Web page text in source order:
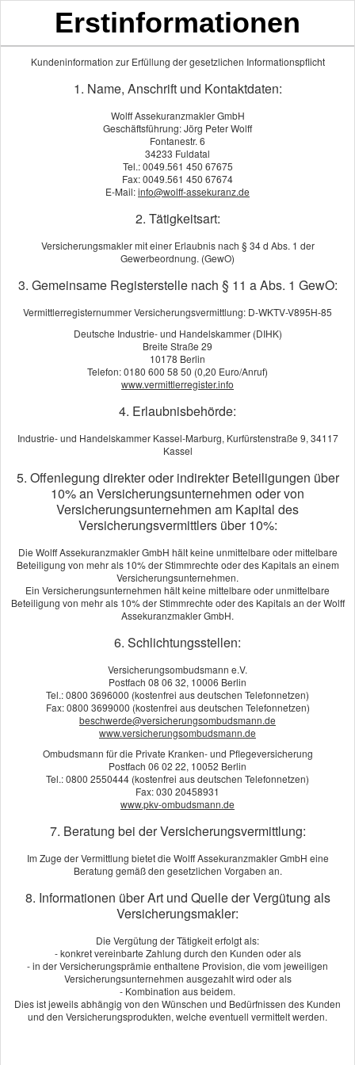
Umweltschaden-Haft­pflicht
Trotz aller Vorsicht: Wenn Ihre Firma unbeabsichtigt die Umwelt
sieht es der Gesetzgeber. Denn das Umwelthaftungsgesetz
sieht eine generelle verschuldensunabhängige Haftung für
Gewerbetreibende vor. Die Schadenbeseitigungskosten können
Haft­pflicht bietet Ihnen umfassenden Schutz vor finanziellen
Risiken.
Sie leistet für Haft­pflichtansprüche aufgrund von Per­sonen-,
Sach- und Vermögensschäden, die durch Umwelteinwirkungen
auf die Umweltmedien Boden, Wasser und Luft entstehen.
Überlassen Sie Ihre betriebliche Existenz nicht glücklichen
Umständen. Lassen Sie sich jetzt unverbindlich beraten.
Angebot und Vergleich zur Umweltschaden-Haft­
pflicht anfordern!
Wir erstellen Ihnen gerne ein Vergleichsangebot.
Bewertungen
5von5Sternen
4Bewertungen seit 2017
Erstinformationen
Kundeninformation zur Erfüllung der gesetzlichen Informationspflicht
1. Name, Anschrift und Kontaktdaten:
Wolff Assekuranzmakler GmbH
Geschäftsführung: Jörg Peter Wolff
Fontanestr. 6
34233 Fuldatal
Tel.: 0049.561 450 67675
Fax: 0049.561 450 67674
E-Mail:info@wolff-assekuranz.de
2. Tätigkeitsart:
Versicherungsmakler mit einer Erlaubnis nach § 34 d Abs. 1 der
Gewerbeordnung. (GewO)
3. Gemeinsame Registerstelle nach § 11 a Abs. 1 GewO:
Vermittlerregisternummer Versicherungsvermittlung: D-WKTV-V895H-85
Deutsche Industrie- und Handelskammer (DIHK)
Breite Straße 29
10178 Berlin
Telefon: 0180 600 58 50 (0,20 Euro/Anruf)
www.vermittlerregister.info
4. Erlaubnisbehörde:
Industrie- und Handelskammer Kassel-Marburg, Kurfürstenstraße 9, 34117
Kassel
5. Offenlegung direkter oder indirekter Beteiligungen über
10% an Versicherungsunternehmen oder von
Versicherungsunternehmen am Kapital des
Versicherungsvermittlers über 10%:
Die Wolff Assekuranzmakler GmbH hält keine unmittelbare oder mittelbare
Beteiligung von mehr als 10% der Stimmrechte oder des Kapitals an einem
Versicherungsunternehmen.
Ein Versicherungsunternehmen hält keine mittelbare oder unmittelbare
Beteiligung von mehr als 10% der Stimmrechte oder des Kapitals an der Wolff
Assekuranzmakler GmbH.
6. Schlichtungsstellen:
Versicherungsombudsmann e.V.
Postfach 08 06 32, 10006 Berlin
Tel.: 0800 3696000 (kostenfrei aus deutschen Telefonnetzen)
Fax: 0800 3699000 (kostenfrei aus deutschen Telefonnetzen)
beschwerde@versicherungsombudsmann.de
www.versicherungsombudsmann.de
Ombudsmann für die Private Kranken- und Pflegeversicherung
Postfach 06 02 22, 10052 Berlin
Tel.: 0800 2550444 (kostenfrei aus deutschen Telefonnetzen)
Fax: 030 20458931
www.pkv-ombudsmann.de
7. Beratung bei der Versicherungsvermittlung:
Im Zuge der Vermittlung bietet die Wolff Assekuranzmakler GmbH eine
Beratung gemäß den gesetzlichen Vorgaben an.
8. Informationen über Art und Quelle der Vergütung als
Versicherungsmakler:
Die Vergütung der Tätigkeit erfolgt als:
- konkret vereinbarte Zahlung durch den Kunden oder als
- in der Versicherungsprämie enthaltene Provision, die vom jeweiligen
Versicherungsunternehmen ausgezahlt wird oder als
- Kombination aus beidem.
Dies ist jeweils abhängig von den Wünschen und Bedürfnissen des Kunden
und den Versicherungsprodukten, welche eventuell vermittelt werden.